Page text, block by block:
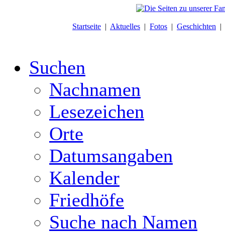
Startseite | Aktuelles | Fotos | Geschichten |
Suchen
Nachnamen
Lesezeichen
Orte
Datumsangaben
Kalender
Friedhöfe
Suche nach Namen